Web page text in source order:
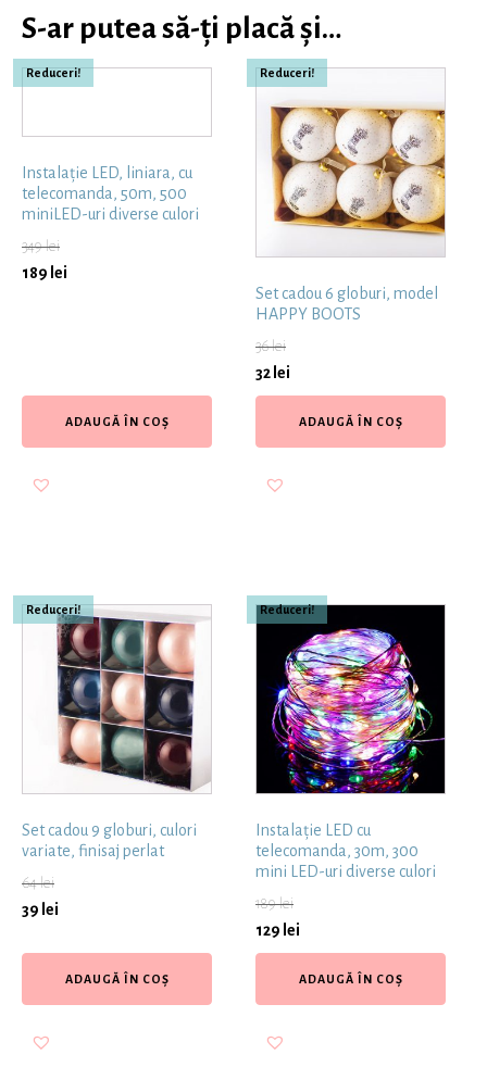
S-ar putea să-ți placă și…
Reduceri!
Instalație LED, liniara, cu
telecomanda, 50m, 500
miniLED-uri diverse culori
349lei
189 lei
ADAUGĂ ÎN COȘ
Reduceri!
Set cadou 6 globuri, model
HAPPY BOOTS
36lei
32 lei
ADAUGĂ ÎN COȘ
Reduceri!
Set cadou 9 globuri, culori
variate, finisaj perlat
64lei
39 lei
ADAUGĂ ÎN COȘ
Reduceri!
Instalație LED cu
telecomanda, 30m, 300
mini LED-uri diverse culori
189lei
129 lei
ADAUGĂ ÎN COȘ